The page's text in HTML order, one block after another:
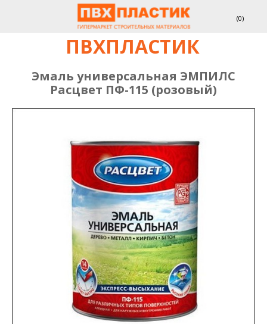
(0)
ПВХПЛАСТИК
Эмаль универсальная ЭМПИЛС
Расцвет ПФ-115 (розовый)